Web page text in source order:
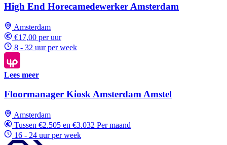
High End Horecamedewerker Amsterdam
Amsterdam
€17,00 per uur
8 - 32 uur per week
Lees meer
Floormanager Kiosk Amsterdam Amstel
Amsterdam
Tussen €2.505 en €3.032 Per maand
16 - 24 uur per week